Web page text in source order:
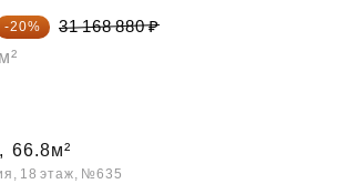
-20%
31 168 880 ₽
66.8м²
18 этаж, №635